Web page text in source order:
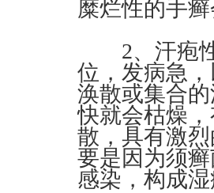
糜烂性的手
2、汗疱性
位，发病急
涣散或集合
快就会枯燥
散，具有激
要是因为须
感染，构成湿